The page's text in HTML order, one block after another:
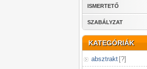
ISMERTETŐ
SZABÁLYZAT
KATEGÓRIÁK
absztrakt [?]